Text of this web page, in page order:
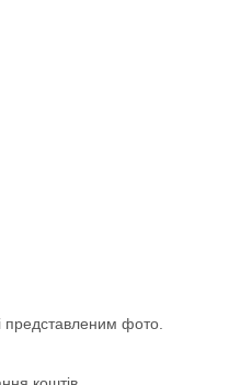
представленим фото.